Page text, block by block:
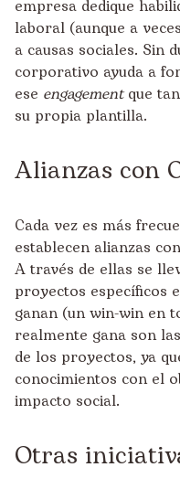
empresa dedique
laboral (aunque a
a causas sociales. Sin
corporativo ayuda a
ese engagementque
su propia plantilla.
Alianzas con
Cada vez es más
establecen alianzas
A través de ellas se
proyectos específicos
ganan (un win-win en
realmente gana son
de los proyectos, ya
conocimientos con el
impacto social.
Otras